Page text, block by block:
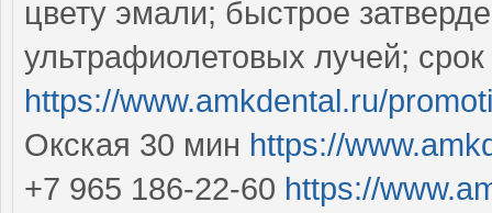
цвету эмали; быстрое
ультрафиолетовых лучей;
https://www.amkdental.ru/
Окская 30 мин https://
+7 965 186-22-60 https://